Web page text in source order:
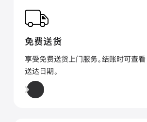
免费送货
享受免费送货上门服务。结账时可查看
送达日期。